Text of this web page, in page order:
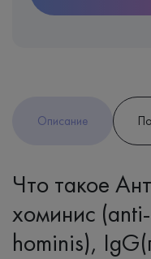
Описание
Что такое
хоминис
hominis),